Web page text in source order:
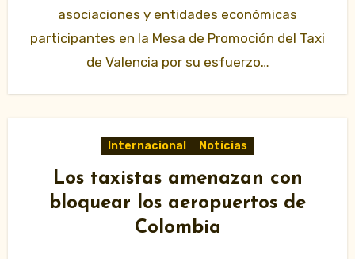
asociaciones y entidades económicas
participantes en la Mesa de Promoción del Taxi
de Valencia por su esfuerzo…
Internacional Noticias
Los taxistas amenazan con
bloquear los aeropuertos de
Colombia